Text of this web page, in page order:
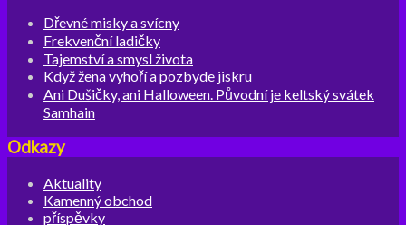
Dřevné misky a svícny
Frekvenční ladičky
Tajemství a smysl života
Když žena vyhoří a pozbyde jiskru
Ani Dušičky, ani Halloween. Původní je keltský svátek
Samhain
Odkazy
Aktuality
Kamenný obchod
příspěvky